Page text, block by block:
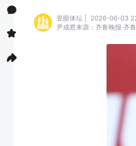
壹眼体坛 | 2026-06-03
尹成君来源：齐鲁晚报·齐